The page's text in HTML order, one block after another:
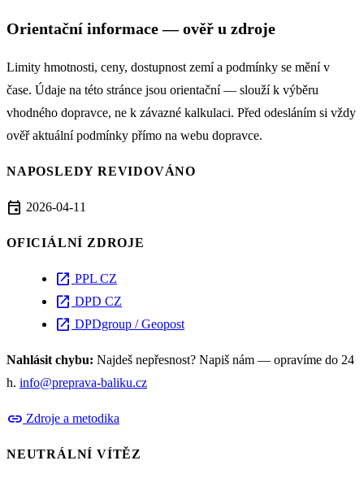
Orientační informace — ověř u zdroje
Limity hmotnosti, ceny, dostupnost zemí a podmínky se mění v
čase. Údaje na této stránce jsou orientační — slouží k výběru
vhodného dopravce, ne k závazné kalkulaci. Před odesláním si vždy
ověř aktuální podmínky přímo na webu dopravce.
NAPOSLEDY REVIDOVÁNO
event 2026-04-11
OFICIÁLNÍ ZDROJE
open_in_new PPL CZ
open_in_new DPD CZ
open_in_new DPDgroup / Geopost
Nahlásit chybu: Najdeš nepřesnost? Napiš nám — opravíme do 24
h. info@preprava-baliku.cz
link Zdroje a metodika
NEUTRÁLNÍ VÍTĚZ